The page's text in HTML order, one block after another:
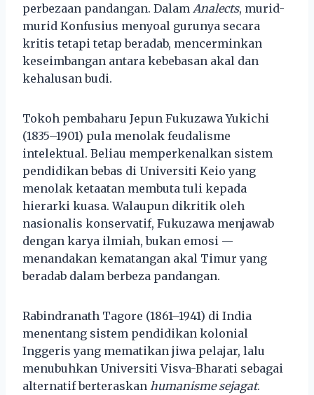
perbezaan pandangan. Dalam Analects, murid-
murid Konfusius menyoal gurunya secara
kritis tetapi tetap beradab, mencerminkan
keseimbangan antara kebebasan akal dan
kehalusan budi.
Tokoh pembaharu Jepun Fukuzawa Yukichi
(1835–1901) pula menolak feudalisme
intelektual. Beliau memperkenalkan sistem
pendidikan bebas di Universiti Keio yang
menolak ketaatan membuta tuli kepada
hierarki kuasa. Walaupun dikritik oleh
nasionalis konservatif, Fukuzawa menjawab
dengan karya ilmiah, bukan emosi —
menandakan kematangan akal Timur yang
beradab dalam berbeza pandangan.
Rabindranath Tagore (1861–1941) di India
menentang sistem pendidikan kolonial
Inggeris yang mematikan jiwa pelajar, lalu
menubuhkan Universiti Visva-Bharati sebagai
alternatif berteraskan humanisme sejagat.